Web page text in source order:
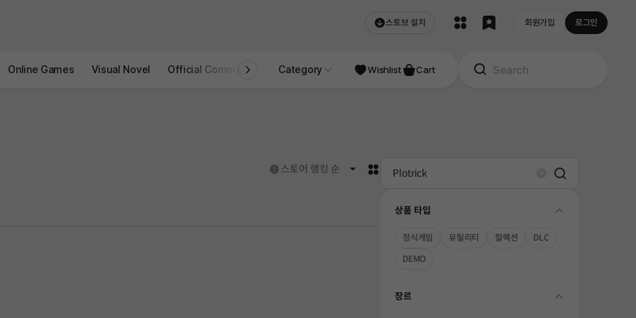
스토브 설치 회원가입 로그인
Online Games Visual Novel Official Community STOVE INDIE Studio
Category Wishlist Cart
도움말
스토어 랭킹 순 카드형 ClearSearch
상품 타입 folding
정식게임 유틸리티 컬렉션
DLC
DEMO
장르 folding